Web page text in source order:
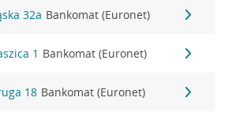
32a Bankomat (Euronet)
1 Bankomat (Euronet)
18 Bankomat (Euronet)